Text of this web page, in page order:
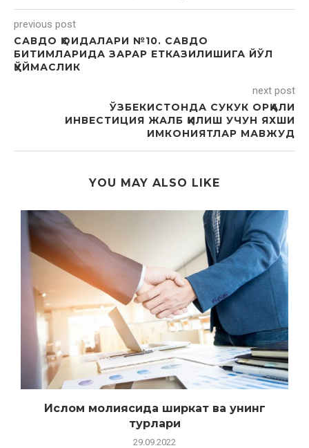
previous post
САВДО ҚОИДАЛАРИ №10. САВДО
БИТИМЛАРИДА ЗАРАР ЕТКАЗИЛИШИГА ЙЎЛ
ҚЎЙМАСЛИК
next post
ЎЗБЕКИСТОНДА СУКУК ОРҚАЛИ
ИНВЕСТИЦИЯ ЖАЛБ ҚИЛИШ УЧУН ЯХШИ
ИМКОНИЯТЛАР МАВЖУД
YOU MAY ALSO LIKE
Ислом молиясида ширкат ва унинг
турлари
29.09.2022